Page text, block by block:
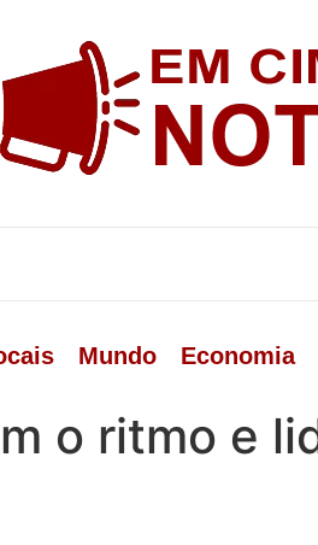
Mundo Economia
o ritmo e